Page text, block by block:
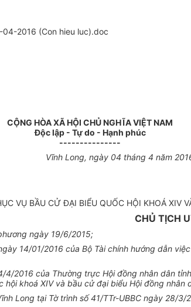
2016 (Con hieu luc).doc
CỘNG HÒA XÃ HỘI CHỦ NGHĨA VIỆT NAM
Độc lập - Tự do - Hạnh phúc
---------------
Vĩnh Long, ngày 04 tháng 4 năm
VỤ BẦU CỬ ĐẠI BIỂU QUỐC HỘI KHOÁ
CHỦ TỊCH
ngày 19/6/2015;
14/01/2016 của Bộ Tài chính hướng dẫn
4/2016 của Thường trực Hội đồng nhân dân
khoá XIV và bầu cử đại biểu Hội đồng
Long tại Tờ trình số 41/TTr-UBBC ngày 28/3/